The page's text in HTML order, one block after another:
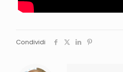
Condividi